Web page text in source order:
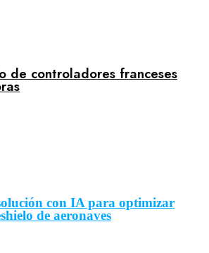
de controladores franceses
con IA para optimizar
de aeronaves